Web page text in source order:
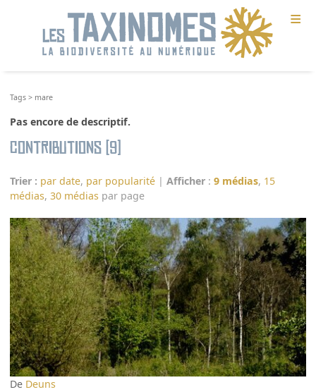
≡
Tags > mare
Pas encore de descriptif.
Contributions (9)
Trier : par date, par popularité |Afficher :9 médias, 15
médias,30 médias par page
De Deuns